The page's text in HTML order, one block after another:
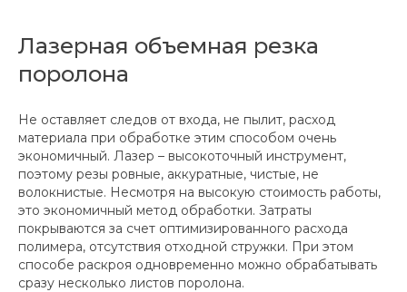
Лазерная объемная резка
поролона
Не оставляет следов от входа, не пылит, расход
материала при обработке этим способом очень
экономичный. Лазер – высокоточный инструмент,
поэтому резы ровные, аккуратные, чистые, не
волокнистые. Несмотря на высокую стоимость работы,
это экономичный метод обработки. Затраты
покрываются за счет оптимизированного расхода
полимера, отсутствия отходной стружки. При этом
способе раскроя одновременно можно обрабатывать
сразу несколько листов поролона.